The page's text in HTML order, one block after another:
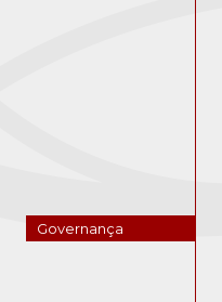
Governança